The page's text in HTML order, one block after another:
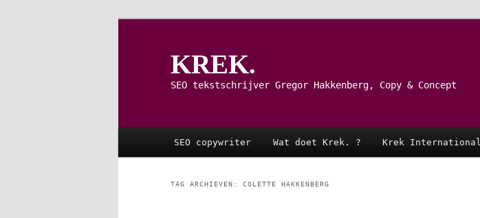
KREK.
SEO tekstschrijver Gregor Hakkenberg, Copy & Concept
SEO copywriter Wat doet Krek. ? Krek International
TAG ARCHIEVEN: COLETTE HAKKENBERG